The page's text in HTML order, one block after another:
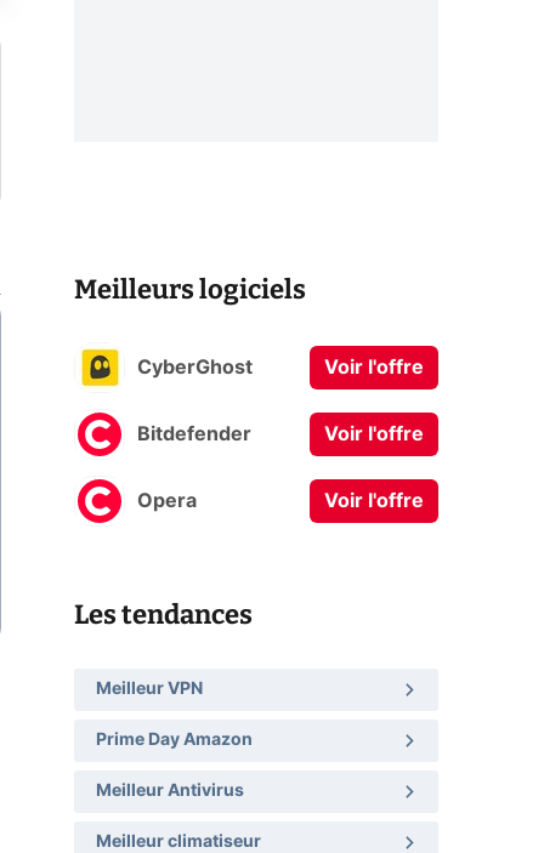
Meilleurs logiciels
CyberGhost Voir l'offre
Bitdefender Voir l'offre
Opera Voir l'offre
Les tendances
Meilleur VPN
Prime Day Amazon
Meilleur Antivirus
Meilleur climatiseur